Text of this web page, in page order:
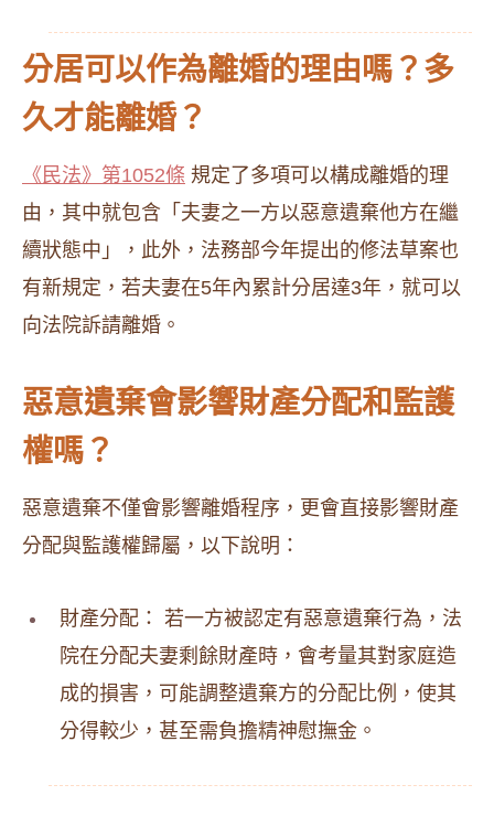
分居可以作為離婚的理由嗎？多
久才能離婚？
《民法》第1052條 規定了多項可以構成離婚的理
由，其中就包含「夫妻之一方以惡意遺棄他方在繼
續狀態中」，此外，法務部今年提出的修法草案也
有新規定，若夫妻在5年內累計分居達3年，就可以
向法院訴請離婚。
惡意遺棄會影響財產分配和監護
權嗎？
惡意遺棄不僅會影響離婚程序，更會直接影響財產
分配與監護權歸屬，以下說明：
財產分配： 若一方被認定有惡意遺棄行為，法
院在分配夫妻剩餘財產時，會考量其對家庭造
成的損害，可能調整遺棄方的分配比例，使其
分得較少，甚至需負擔精神慰撫金。